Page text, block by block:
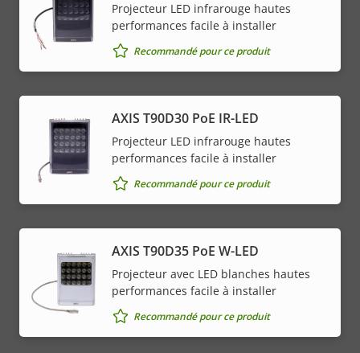
Projecteur LED infrarouge hautes
performances facile à installer
Recommandé pour ce produit
AXIS T90D30 PoE IR-LED
Projecteur LED infrarouge hautes
performances facile à installer
Recommandé pour ce produit
AXIS T90D35 PoE W-LED
Projecteur avec LED blanches hautes
performances facile à installer
Recommandé pour ce produit